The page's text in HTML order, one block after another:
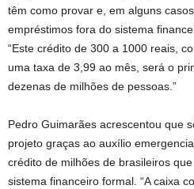
têm como provar e, em alguns
empréstimos fora do sistema
“Este crédito de 300 a 1000 reais,
uma taxa de 3,99 ao mês, será o
dezenas de milhões de pessoas.”
Pedro Guimarães acrescentou que
projeto graças ao auxílio
crédito de milhões de brasileiros
sistema financeiro formal. “A caixa